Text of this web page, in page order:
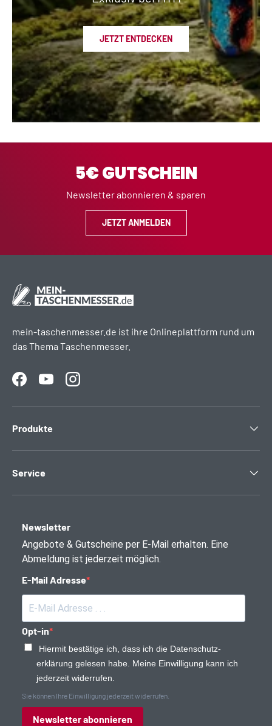
JETZT ENTDECKEN
5€ GUTSCHEIN
Newsletter abonnieren & sparen
JETZT ANMELDEN
mein-taschenmesser.de ist ihre Onlineplattform rund um
das Thema Taschenmesser.
FacebookYouTubeInstagram
Produkte
Service
Newsletter
Angebote & Gutscheine per E-Mail erhalten. Eine
Abmeldung ist jederzeit möglich.
E-Mail Adresse
Opt-in
Hiermit bestätige ich, dass ich die Daten­schutz­
erklärung gelesen habe. Meine Einwilligung kann ich
jederzeit widerrufen.
Sie können Ihre Einwilligung jederzeit widerrufen.
Newsletter abonnieren